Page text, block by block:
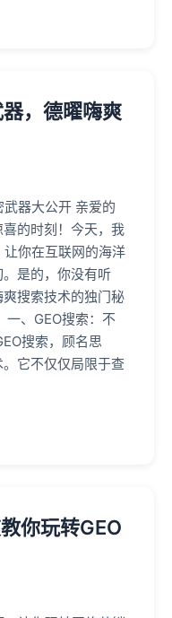
，德曜嗨爽
器大公开 亲爱的
的时刻！今天，我
你在互联网的海洋
是的，你没有听
搜索技术的独门秘
一、GEO搜索：不
搜索，顾名思
它不仅仅局限于查
你玩转GEO